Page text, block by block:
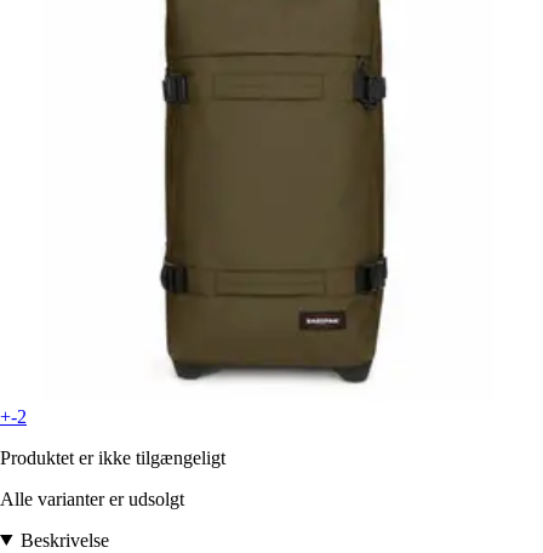
+-2
Produktet er ikke tilgængeligt
Alle varianter er udsolgt
Beskrivelse